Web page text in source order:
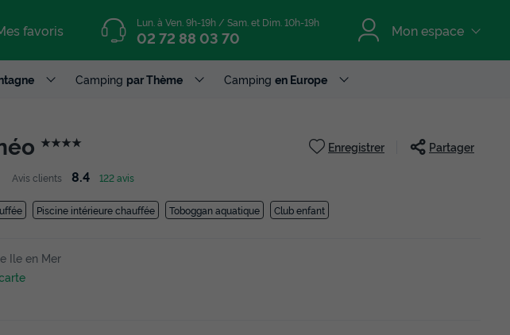
favoris Lun. à Ven. 9h-19h / Sam. et Dim. 10h-19h
02 72 88 03 70 Mon espace
Camping par Thème Camping en Europe
★★★★ Enregistrer Partager
Avis clients 8.4 122 avis
Piscine intérieure chauffée Toboggan aquatique Club enfant
Ile en Mer